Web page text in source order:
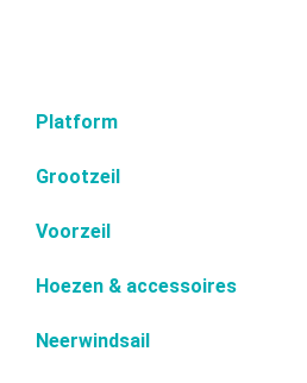
Platform
Grootzeil
Voorzeil
Hoezen & accessoires
Neerwindsail